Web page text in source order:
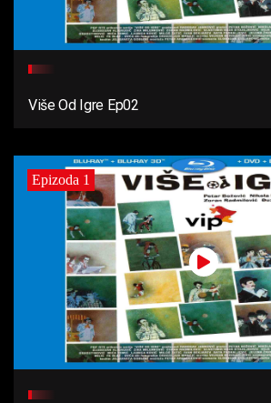
Više Od Igre Ep02
Epizoda 1